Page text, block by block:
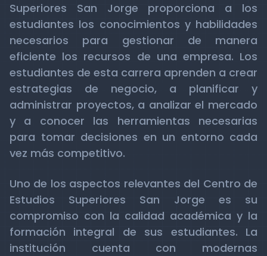
Superiores San Jorge proporciona a los
estudiantes los conocimientos y habilidades
necesarios para gestionar de manera
eficiente los recursos de una empresa. Los
estudiantes de esta carrera aprenden a crear
estrategias de negocio, a planificar y
administrar proyectos, a analizar el mercado
y a conocer las herramientas necesarias
para tomar decisiones en un entorno cada
vez más competitivo.
Uno de los aspectos relevantes del Centro de
Estudios Superiores San Jorge es su
compromiso con la calidad académica y la
formación integral de sus estudiantes. La
institución cuenta con modernas